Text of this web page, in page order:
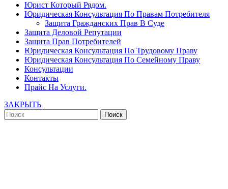
Юрист Который Рядом.
Юридическая Консультация По Правам Потребителя
Защита Гражданских Прав В Суде
Защита Деловой Репутации
Защита Прав Потребителей
Юридическая Консультация По Трудовому Праву
Юридическая Консультация По Семейному Праву
Консультации
Контакты
Прайс На Услуги.
ЗАКРЫТЬ